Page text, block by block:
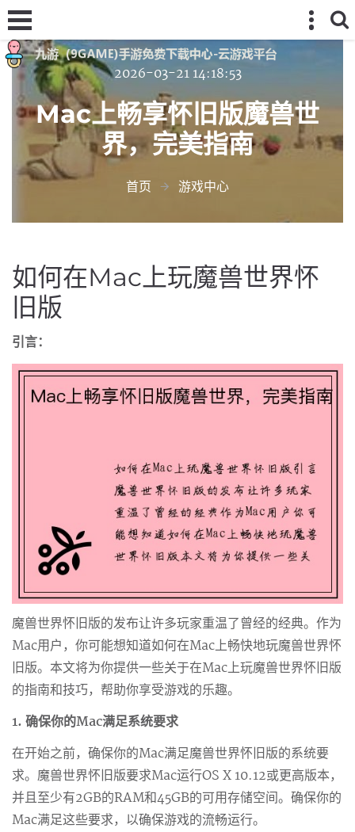
2026-03-21 14:18:53
Mac上畅享怀旧版魔兽世
界，完美指南
首页 游戏中心
如何在Mac上玩魔兽世界怀
旧版
引言：
魔兽世界怀旧版的发布让许多玩家重温了曾经的经典。作为
Mac用户，你可能想知道如何在Mac上畅快地玩魔兽世界怀
旧版。本文将为你提供一些关于在Mac上玩魔兽世界怀旧版
的指南和技巧，帮助你享受游戏的乐趣。
1. 确保你的Mac满足系统要求
在开始之前，确保你的Mac满足魔兽世界怀旧版的系统要
求。魔兽世界怀旧版要求Mac运行OS X 10.12或更高版本，
并且至少有2GB的RAM和45GB的可用存储空间。确保你的
Mac满足这些要求，以确保游戏的流畅运行。